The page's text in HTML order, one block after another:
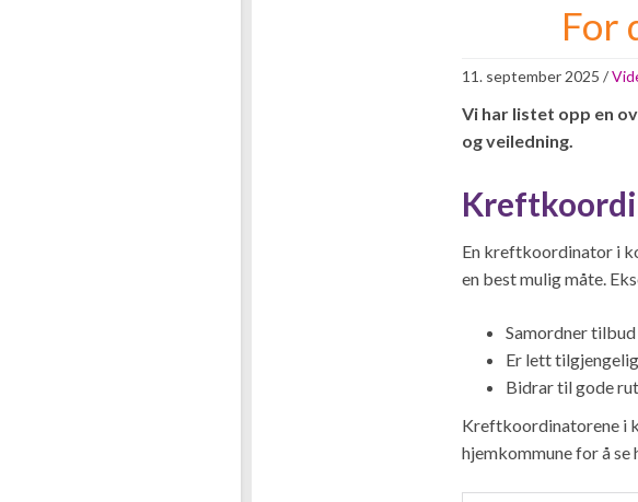
For
11. september 2025 /
Vi har listet opp en
og veiledning.
En kreftkoordinator i
en best mulig måte.
Samordner
Er lett
Bidrar til gode
Kreftkoordinatorene i
hjemkommune for å se